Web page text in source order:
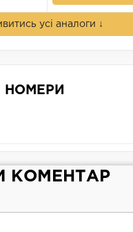
усі аналоги ↓
НОМЕРИ
КОМЕНТАР